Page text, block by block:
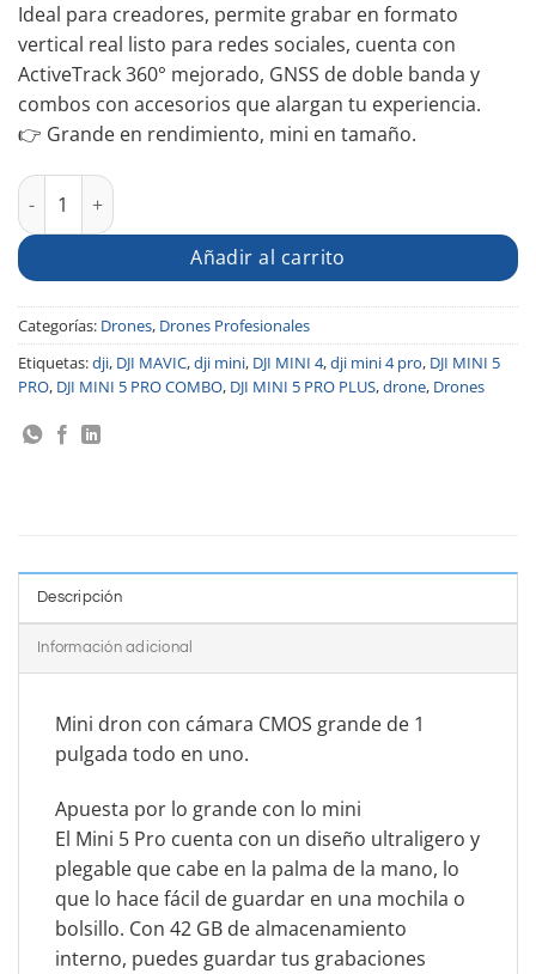
Ideal para creadores, permite grabar en formato
vertical real listo para redes sociales, cuenta con
ActiveTrack 360° mejorado, GNSS de doble banda y
combos con accesorios que alargan tu experiencia.
👉 Grande en rendimiento, mini en tamaño.
DJI Mini 5 Pro COMBO RC2 cantidad
Añadir al carrito
Categorías: Drones, Drones Profesionales
Etiquetas:dji, DJI MAVIC,dji mini, DJI MINI 4,dji mini 4 pro, DJI MINI 5
PRO, DJI MINI 5 PRO COMBO, DJI MINI 5 PRO PLUS,drone, Drones
Descripción
Información adicional
Mini dron con cámara CMOS grande de 1
pulgada todo en uno.
Apuesta por lo grande con lo mini
El Mini 5 Pro cuenta con un diseño ultraligero y
plegable que cabe en la palma de la mano, lo
que lo hace fácil de guardar en una mochila o
bolsillo. Con 42 GB de almacenamiento
interno, puedes guardar tus grabaciones